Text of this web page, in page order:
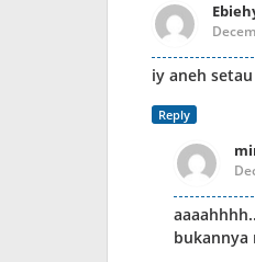
iy aneh
Reply
aaaahhhh..
bukannya